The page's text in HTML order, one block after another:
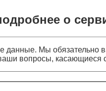
о
данные. Мы обязательно
вопросы, касающиеся